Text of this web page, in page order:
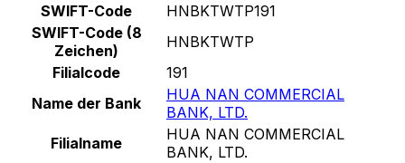
SWIFT-Code
HNBKTWTP191
SWIFT-Code (8
Zeichen)
HNBKTWTP
Filialcode
191
Name der Bank
HUA NAN COMMERCIAL
BANK, LTD.
Filialname
HUA NAN COMMERCIAL
BANK, LTD.